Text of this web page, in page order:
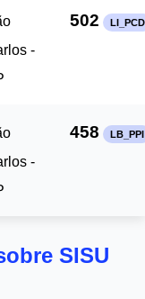
-
502 LI_PCD
-
458 LB_PPI
SISU